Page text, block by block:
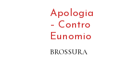
Apologia
– Contro
Eunomio
BROSSURA